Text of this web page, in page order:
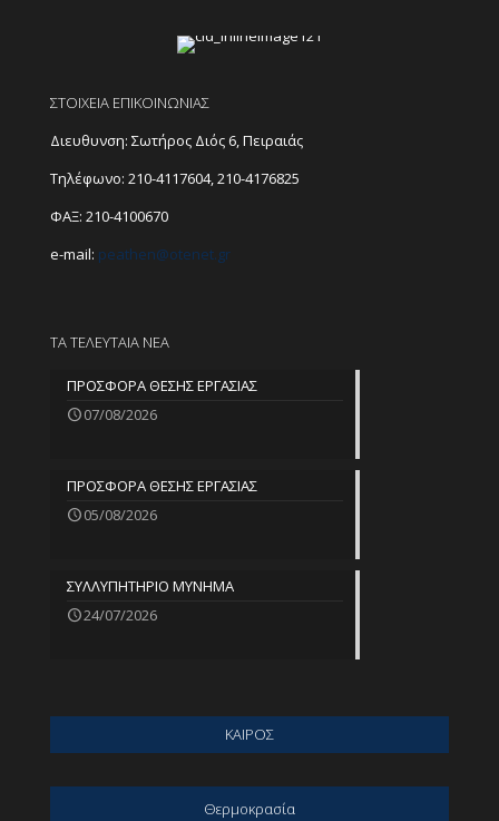
ΣΤΟΙΧΕΙΑ ΕΠΙΚΟΙΝΩΝΙΑΣ
Διευθυνση: Σωτήρος Διός 6, Πειραιάς
Τηλέφωνο: 210-4117604,210-4176825
ΦΑΞ: 210-4100670
e-mail: peathen@otenet.gr
ΤΑ ΤΕΛΕΥΤΑΙΑ ΝΕΑ
ΠΡΟΣΦΟΡΑ ΘΕΣΗΣ ΕΡΓΑΣΙΑΣ
07/08/2026
ΠΡΟΣΦΟΡΑ ΘΕΣΗΣ ΕΡΓΑΣΙΑΣ
05/08/2026
ΣΥΛΛΥΠΗΤΗΡΙΟ ΜΥΝΗΜΑ
24/07/2026
ΚΑΙΡΟΣ
Θερμοκρασία